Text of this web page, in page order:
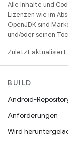
Alle Inhalte und
Lizenzen wie im
OpenJDK sind
und/oder seinen
Zuletzt
BUILD
Android-
Anforderungen
Wird